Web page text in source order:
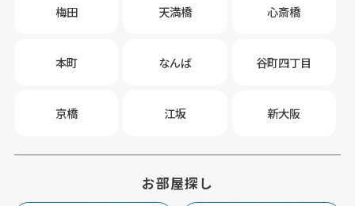
梅田 天満橋 心斎橋
本町 なんば 谷町四丁目
京橋 江坂 新大阪
お部屋探し